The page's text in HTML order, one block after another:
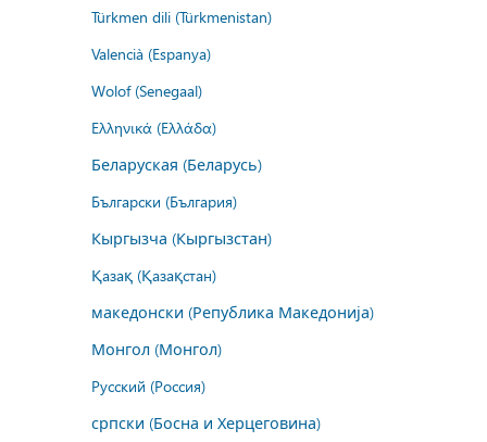
Türkmen dili (Türkmenistan)
Valencià (Espanya)
Wolof (Senegaal)
Ελληνικά (Ελλάδα)
Беларуская (Беларусь)
Български (България)
Кыргызча (Кыргызстан)
Қазақ (Қазақстан)
македонски (Република Македонија)
Монгол (Монгол)
Русский (Россия)
српски (Босна и Херцеговина)